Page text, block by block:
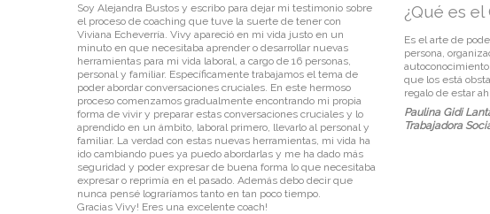
Soy Alejandra Bustos y escribo para dejar mi testimonio sobre
el proceso de coaching que tuve la suerte de tener con
Viviana Echeverría. Vivy apareció en mi vida justo en un
minuto en que necesitaba aprender o desarrollar nuevas
herramientas para mi vida laboral, a cargo de 16 personas,
personal y familiar. Específicamente trabajamos el tema de
poder abordar conversaciones cruciales. En este hermoso
proceso comenzamos gradualmente encontrando mi propia
forma de vivir y preparar estas conversaciones cruciales y lo
aprendido en un ámbito, laboral primero, llevarlo al personal y
familiar. La verdad con estas nuevas herramientas, mi vida ha
ido cambiando pues ya puedo abordarlas y me ha dado más
seguridad y poder expresar de buena forma lo que necesitaba
expresar o reprimía en el pasado. Además debo decir que
nunca pensé lograríamos tanto en tan poco tiempo.
Gracias Vivy! Eres una excelente coach!
¿Qué es
Es el arte de
persona,
que los está
regalo de estar
Paulina Gidi
Trabajadora